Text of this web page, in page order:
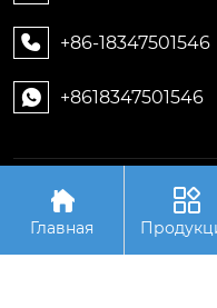
 +86-18347501546
 +8618347501546
Авторское право©ООО
Автоматизация

Главная
